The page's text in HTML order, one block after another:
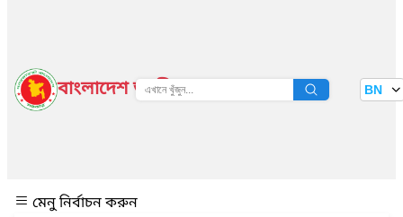
বাংলাদেশ জাতীয় তথ্য বাতায়ন BN
মেনু নির্বাচন করুন